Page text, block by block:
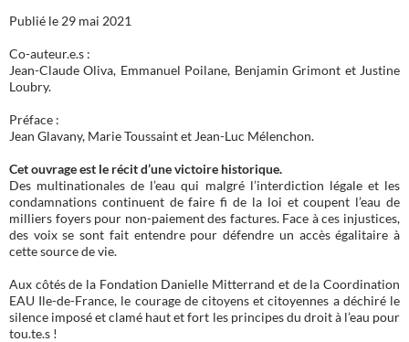
Publié le 29 mai 2021
Co-auteur.e.s :
Jean-Claude Oliva, Emmanuel Poilane, Benjamin Grimont et Justine
Loubry.
Préface :
Jean Glavany, Marie Toussaint et Jean-Luc Mélenchon.
Cet ouvrage est le récit d’une victoire historique.
Des multinationales de l’eau qui malgré l’interdiction légale et les
condamnations continuent de faire fi de la loi et coupent l’eau de
milliers foyers pour non-paiement des factures. Face à ces injustices,
des voix se sont fait entendre pour défendre un accès égalitaire à
cette source de vie.
Aux côtés de la Fondation Danielle Mitterrand et de la Coordination
EAU Ile-de-France, le courage de citoyens et citoyennes a déchiré le
silence imposé et clamé haut et fort les principes du droit à l’eau pour
tou.te.s !